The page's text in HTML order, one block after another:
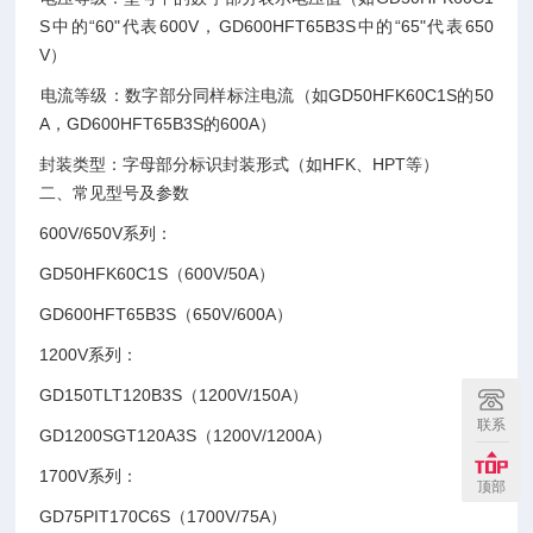
S中的“60"代表600V，GD600HFT65B3S中的“65"代表650
V）‌
‌电流等级‌：数字部分同样标注电流（如GD50HFK60C1S的50
A，GD600HFT65B3S的600A）‌
‌封装类型‌：字母部分标识封装形式（如HFK、HPT等）‌
二、常见型号及参数
600V/650V系列‌：
GD50HFK60C1S（600V/50A）
GD600HFT65B3S（650V/600A）‌
1200V系列‌：
GD150TLT120B3S（1200V/150A）
GD1200SGT120A3S（1200V/1200A）‌
‌1700V系列‌：
GD75PIT170C6S（1700V/75A）
联系
顶部